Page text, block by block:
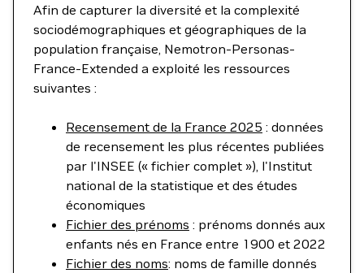
Afin de capturer la diversité et la complexité
sociodémographiques et géographiques de la
population française, Nemotron-Personas-
France-Extended a exploité les ressources
suivantes :
Recensement de la France 2025 : données
de recensement les plus récentes publiées
par l'INSEE (« fichier complet »), l'Institut
national de la statistique et des études
économiques
Fichier des prénoms : prénoms donnés aux
enfants nés en France entre 1900 et 2022
Fichier des noms: noms de famille donnés